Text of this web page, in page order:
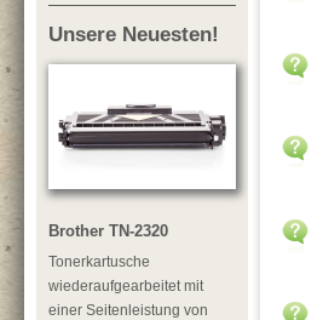
Unsere Neuesten!
Brother TN-2320
Tonerkartusche
wiederaufgearbeitet mit
einer Seitenleistung von